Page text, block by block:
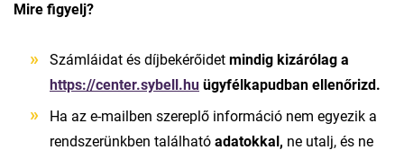
Mire figyelj?
Számláidat és díjbekérőidet mindig kizárólag a
https://center.sybell.hu ügyfélkapudban ellenőrizd.
Ha az e-mailben szereplő információ nem egyezik a
rendszerünkben található adatokkal, ne utalj, és ne